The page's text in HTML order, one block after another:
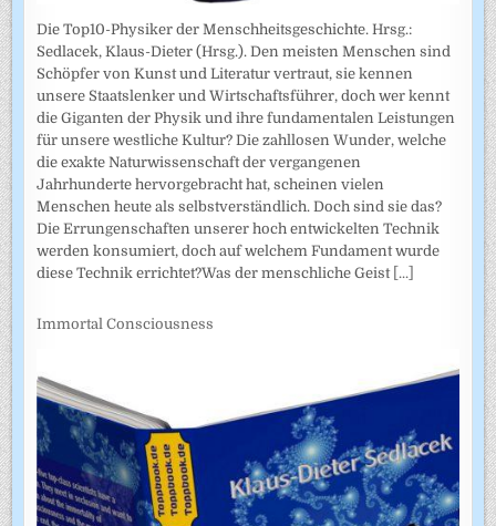
Die Top10-Physiker der Menschheitsgeschichte. Hrsg.:
Sedlacek, Klaus-Dieter (Hrsg.). Den meisten Menschen sind
Schöpfer von Kunst und Literatur vertraut, sie kennen
unsere Staatslenker und Wirtschaftsführer, doch wer kennt
die Giganten der Physik und ihre fundamentalen Leistungen
für unsere westliche Kultur? Die zahllosen Wunder, welche
die exakte Naturwissenschaft der vergangenen
Jahrhunderte hervorgebracht hat, scheinen vielen
Menschen heute als selbstverständlich. Doch sind sie das?
Die Errungenschaften unserer hoch entwickelten Technik
werden konsumiert, doch auf welchem Fundament wurde
diese Technik errichtet?Was der menschliche Geist [...]
Immortal Consciousness